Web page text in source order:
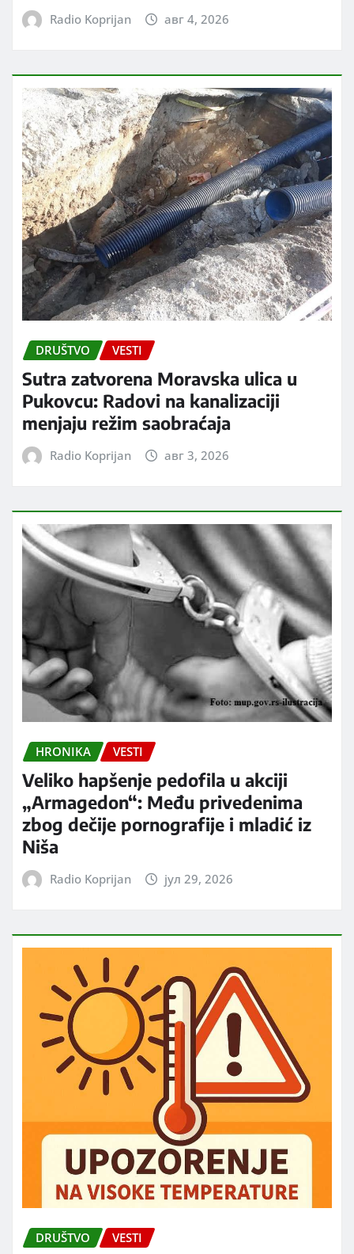
Radio Koprijan авг 4, 2026
DRUŠTVO VESTI
Sutra zatvorena Moravska ulica u
Pukovcu: Radovi na kanalizaciji
menjaju režim saobraćaja
Radio Koprijan авг 3, 2026
HRONIKA VESTI
Veliko hapšenje pedofila u akciji
„Armagedon“: Među privedenima
zbog dečije pornografije i mladić iz
Niša
Radio Koprijan јул 29, 2026
DRUŠTVO VESTI